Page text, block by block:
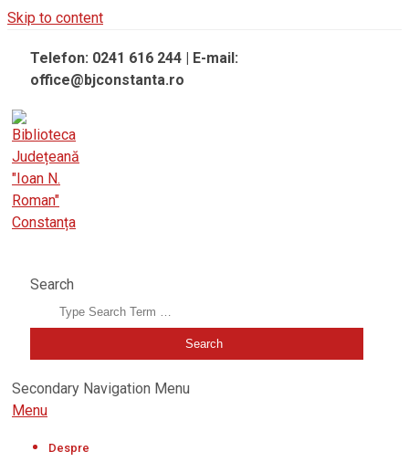
Skip to content
Telefon: 0241 616 244 | E-mail:
office@bjconstanta.ro
Search
Secondary Navigation Menu
Menu
Despre